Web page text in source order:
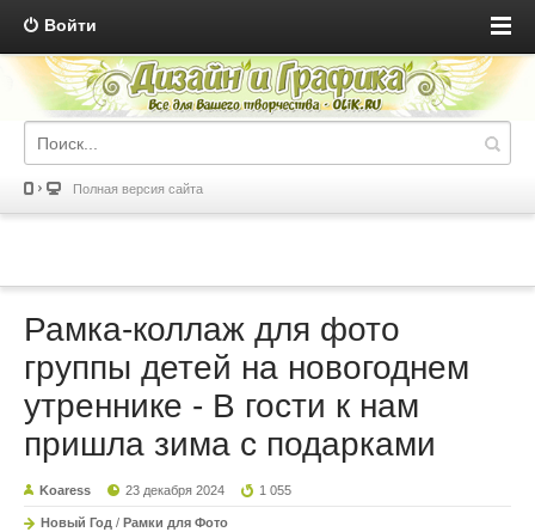
Войти
Полная версия сайта
Рамка-коллаж для фото
группы детей на новогоднем
утреннике - В гости к нам
пришла зима с подарками
Koaress 23 декабря 2024 1 055
Новый Год / Рамки для Фото